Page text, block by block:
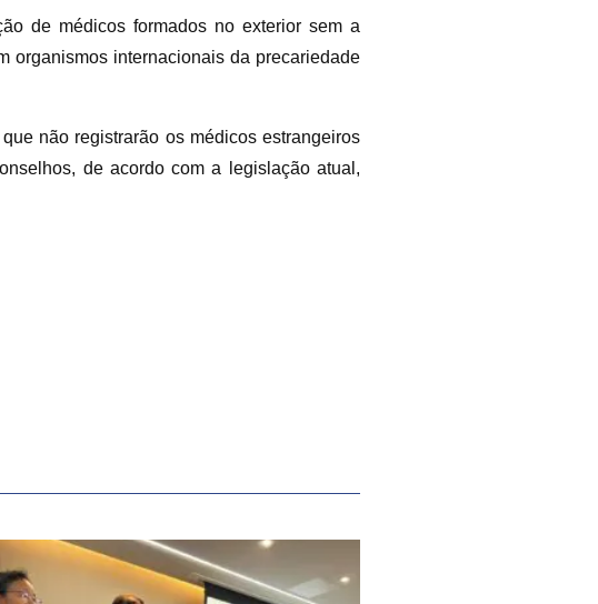
de médicos formados no exterior sem a
organismos internacionais da precariedade
não registrarão os médicos estrangeiros
de acordo com a legislação atual,